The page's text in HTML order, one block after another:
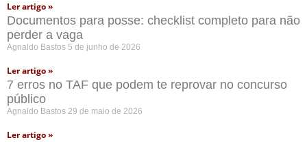
Ler artigo »
Documentos para posse: checklist completo para não
perder a vaga
Agnaldo Bastos 5 de junho de 2026
Ler artigo »
7 erros no TAF que podem te reprovar no concurso
público
Agnaldo Bastos 29 de maio de 2026
Ler artigo »